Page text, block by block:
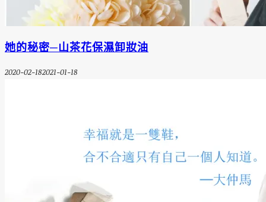
她的秘密─山茶花保濕卸妝油
2020-02-182021-01-18